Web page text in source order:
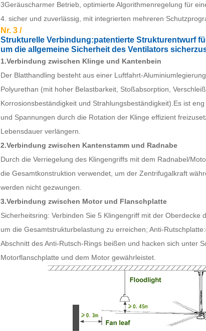
3Geräuscharmer Betrieb, optimierte Algorithmenregelung für
4. sicher und zuverlässig, mit integrierten mehreren
Nr. 3 /
Strukturelle Verbindung:patentierte Strukturentwurf
um die allgemeine Sicherheit des Ventilators
1.Verbindung zwischen Klinge und Kantenbein
Der Blatthandling besteht aus einer Luftfahrt-
Polyurethan (mit hoher Belastbarkeit, Stoßabsorption,
Korrosionsbeständigkeit und Strahlungsbeständigkeit).Es ist
und Spannungen durch die Rotation der Klinge effizient
Lebensdauer verlängern.
2.Verbindung zwischen Kantenstamm und Radnabe
Durch die Verriegelung des Klingengriffs mit dem Radnabel/
die Gesamtkonstruktion verwendet, um der Zentrifugalkraft
werden nicht gezwungen.
3.Verbindung zwischen Motor und Flanschplatte
Sicherheitsring: Verbinden Sie 5 Klingengriff mit der
um die Gesamtstrukturbelastung zu erreichen; Anti-
Abschnitt des Anti-Rutsch-Rings beißen und hacken sich unter
Motorflanschplatte und dem Motor gewährleistet.